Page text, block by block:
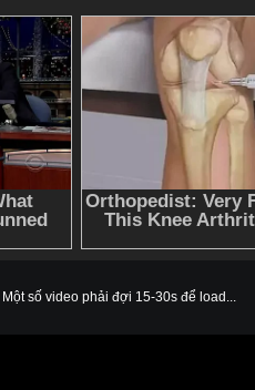
Một số video phải đợi 15-30s để load...